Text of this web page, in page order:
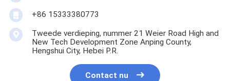
+86 15333380773
Tweede verdieping, nummer 21 Weier Road High and
New Tech Development Zone Anping County,
Hengshui City, Hebei P.R.
Contact nu